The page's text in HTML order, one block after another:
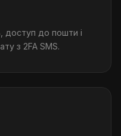
доступ до пошти і
з 2FA SMS.